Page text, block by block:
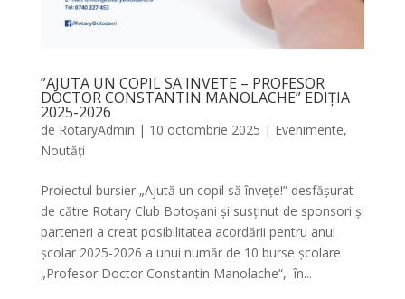
”AJUTA UN COPIL SA INVETE – PROFESOR
DOCTOR CONSTANTIN MANOLACHE” EDIȚIA
2025-2026
de RotaryAdmin | 10 octombrie 2025 | Evenimente,
Noutăți
Proiectul bursier „Ajută un copil să învețe!” desfășurat
de către Rotary Club Botoșani și susținut de sponsori și
parteneri a creat posibilitatea acordării pentru anul
școlar 2025-2026 a unui număr de 10 burse școlare
„Profesor Doctor Constantin Manolache“, în...